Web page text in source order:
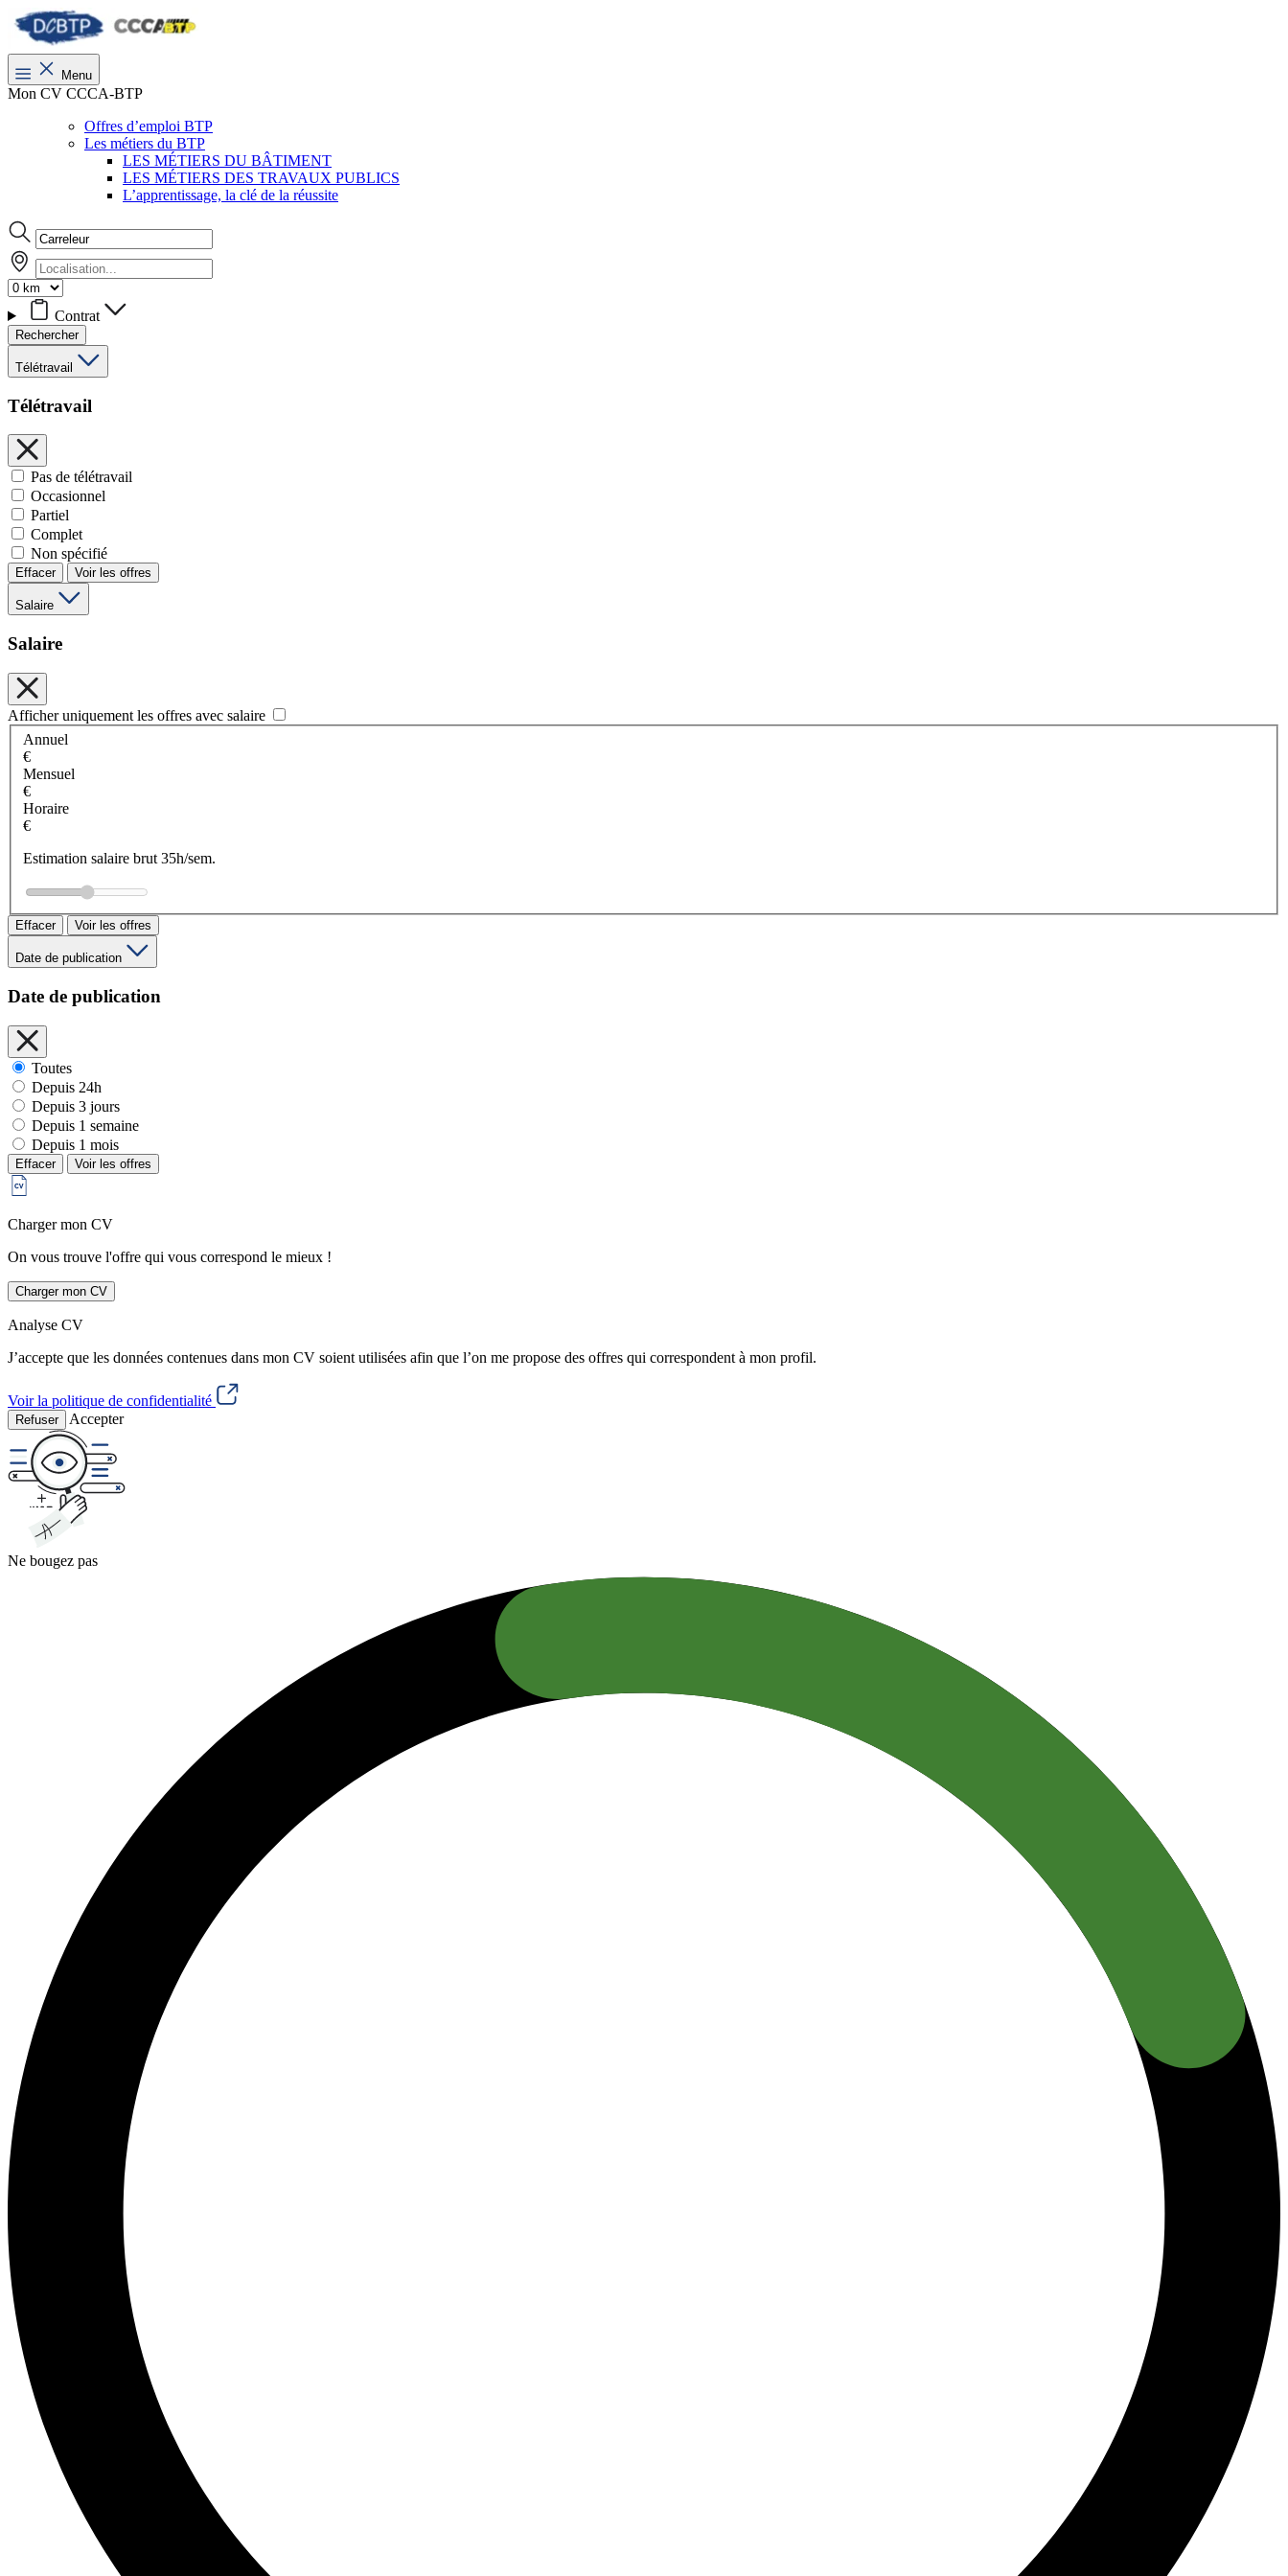
Menu
Mon CV CCCA-BTP
Offres d’emploi BTP
Les métiers du BTP
LES MÉTIERS DU BÂTIMENT
LES MÉTIERS DES TRAVAUX PUBLICS
L’apprentissage, la clé de la réussite
Contrat
Rechercher
Télétravail
Télétravail
Pas de télétravail
Occasionnel
Partiel
Complet
Non spécifié
Effacer Voir les offres
Salaire
Salaire
Afficher uniquement les offres avec salaire
Annuel
€
Mensuel
€
Horaire
€
Estimation salaire brut 35h/sem.
Effacer Voir les offres
Date de publication
Date de publication
Toutes
Depuis 24h
Depuis 3 jours
Depuis 1 semaine
Depuis 1 mois
Effacer Voir les offres
Charger mon CV
On vous trouve l'offre qui vous correspond le mieux !
Charger mon CV
Analyse CV
J’accepte que les données contenues dans mon CV soient utilisées afin que l’on me propose des offres qui correspondent à mon profil.
Voir la politique de confidentialité
Refuser Accepter
Ne bougez pas